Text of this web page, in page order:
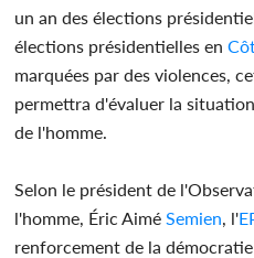
un an des élections
élections présidentielles en
marquées par des violences,
permettra d'évaluer la
de l'homme.
Selon le président de
l'homme, Éric Aimé Semien , l'
renforcement de la